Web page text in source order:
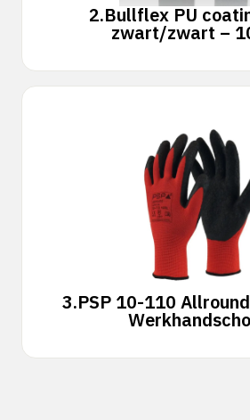
2.Bullflex PU
zwart/zwart –
3.PSP 10-110